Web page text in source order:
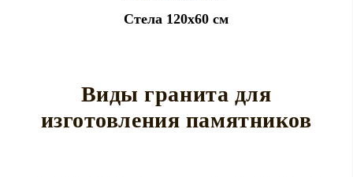
Cтела 120x60 см
Виды гранита для
изготовления памятников